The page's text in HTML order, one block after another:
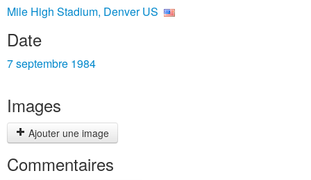
Mile High Stadium, Denver US
Date
7 septembre 1984
Images
Ajouter une image
Commentaires